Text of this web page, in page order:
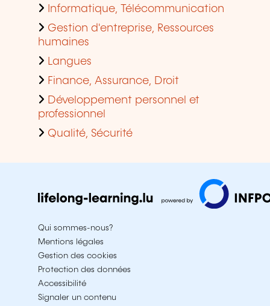
Informatique, Télécommunication
Gestion d'entreprise, Ressources
humaines
Langues
Finance, Assurance, Droit
Développement personnel et
professionnel
Qualité, Sécurité
Qui sommes-nous?
Mentions légales
Gestion des cookies
Protection des données
Accessibilité
Signaler un contenu